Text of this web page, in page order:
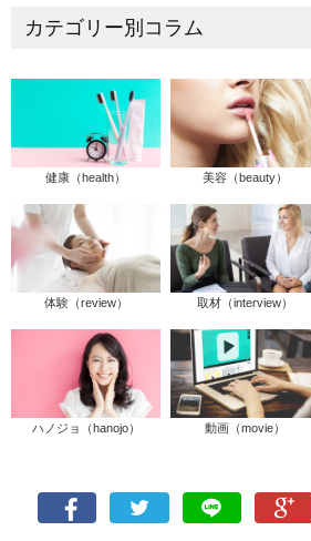
カテゴリー別コラム
健康（health） 美容（beauty）
体験（review） 取材（interview）
ハノジョ（hanojo） 動画（movie）